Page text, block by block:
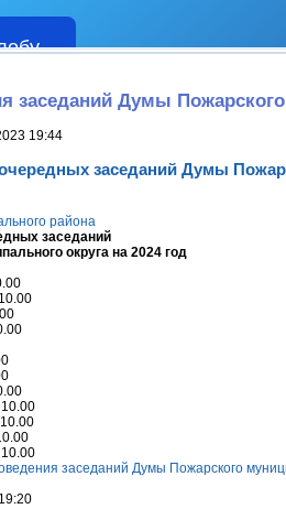
заседаний Думы
19:44
заседаний Думы
района
заседаний
округа на 2024 год
заседаний Думы Пожарского